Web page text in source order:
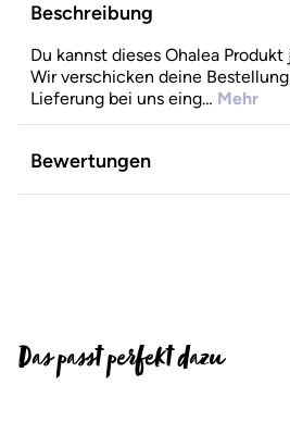
Beschreibung
Du kannst dieses Ohalea
Wir verschicken deine
Lieferung bei uns eing… Mehr
Bewertungen
Produktgalerie überspringen
Das passt perfekt dazu